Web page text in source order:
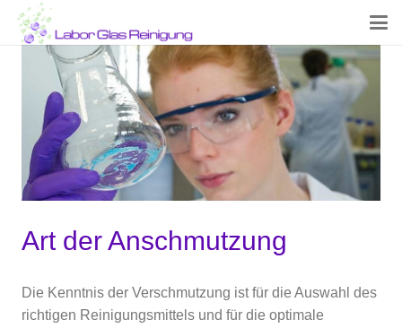
Art der Anschmutzung
Die Kenntnis der Verschmutzung ist für die Auswahl des
richtigen Reinigungsmittels und für die optimale